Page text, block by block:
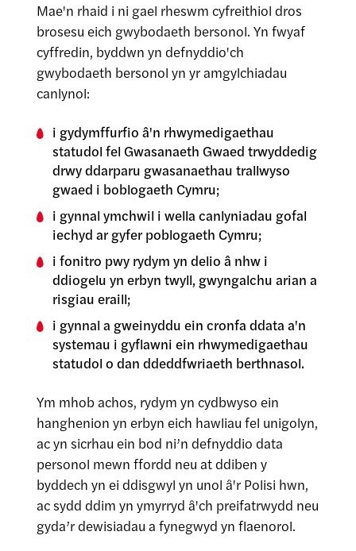
Mae'n rhaid i ni gael rheswm cyfreithiol dros
brosesu eich gwybodaeth bersonol. Yn fwyaf
cyffredin, byddwn yn defnyddio'ch
gwybodaeth bersonol yn yr amgylchiadau
canlynol:
i gydymffurfio â'n rhwymedigaethau
statudol fel Gwasanaeth Gwaed trwyddedig
drwy ddarparu gwasanaethau trallwyso
gwaed i boblogaeth Cymru;
i gynnal ymchwil i wella canlyniadau gofal
iechyd ar gyfer poblogaeth Cymru;
i fonitro pwy rydym yn delio â nhw i
ddiogelu yn erbyn twyll, gwyngalchu arian a
risgiau eraill;
i gynnal a gweinyddu ein cronfa ddata a'n
systemau i gyflawni ein rhwymedigaethau
statudol o dan ddeddfwriaeth berthnasol.
Ym mhob achos, rydym yn cydbwyso ein
hanghenion yn erbyn eich hawliau fel unigolyn,
ac yn sicrhau ein bod ni’n defnyddio data
personol mewn ffordd neu at ddiben y
byddech yn ei ddisgwyl yn unol â'r Polisi hwn,
ac sydd ddim yn ymyrryd â'ch preifatrwydd neu
gyda’r dewisiadau a fynegwyd yn flaenorol.